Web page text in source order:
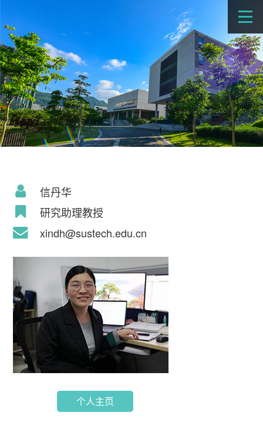
信丹华
研究助理教授
xindh@sustech.edu.cn
个人主页